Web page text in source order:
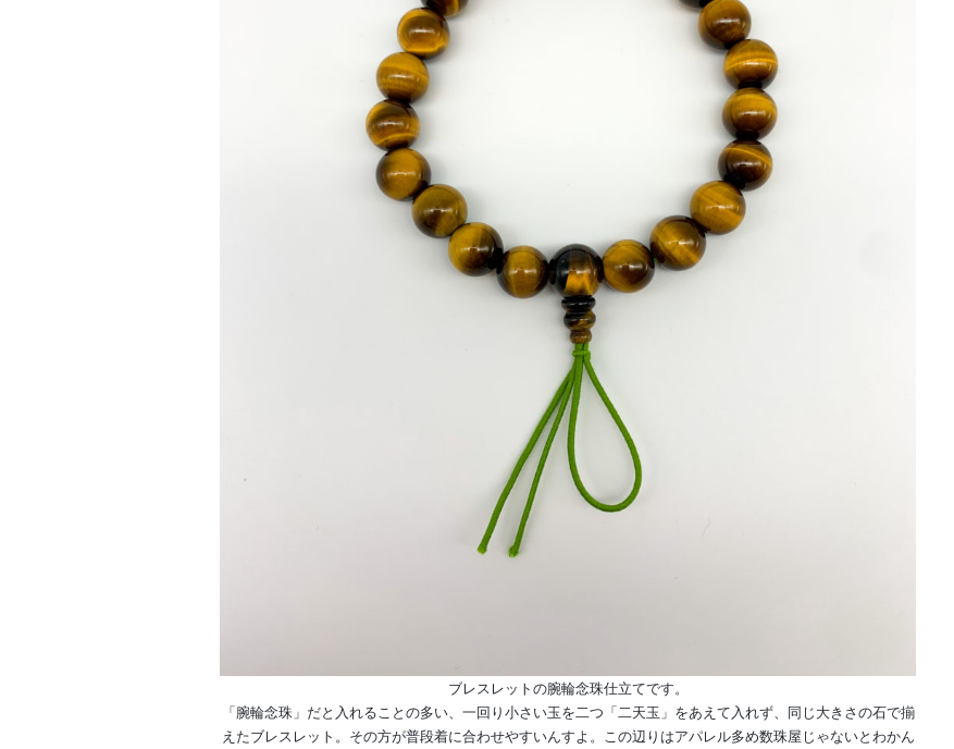
ブレスレットの腕輪念珠仕立てです。
「腕輪念珠」だと入れることの多い、一回り小さい玉を二つ「二天玉」をあえて入れず、同じ大きさの石で揃
えたブレスレット。その方が普段着に合わせやすいんすよ。この辺りはアパレル多め数珠屋じゃないとわかん